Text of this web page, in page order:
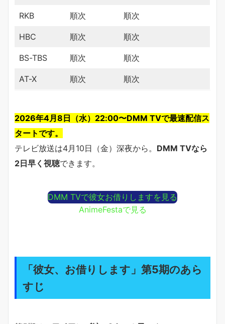
RKB 順次 順次
HBC 順次 順次
BS-TBS 順次 順次
AT-X 順次 順次
2026年4月8日（水）22:00〜DMM TVで最速配信ス
タートです。
テレビ放送は4月10日（金）深夜から。 DMM TVなら
2日早く視聴できます。
DMM TVで彼女お借りしますを見る
AnimeFestaで見る
「彼女、お借りします」第5期のあら
すじ